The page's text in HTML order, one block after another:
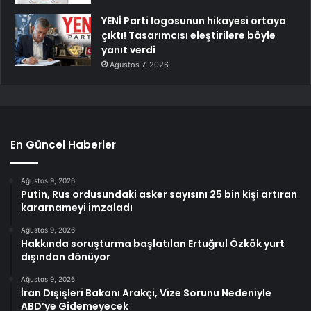
YENİ Parti logosunun hikayesi ortaya
çıktı! Tasarımcısı eleştirilere böyle
yanıt verdi
Ağustos 7, 2026
En Güncel Haberler
Ağustos 9, 2026
Putin, Rus ordusundaki asker sayısını 25 bin kişi artıran
kararnameyi imzaladı
Ağustos 9, 2026
Hakkında soruşturma başlatılan Ertuğrul Özkök yurt
dışından dönüyor
Ağustos 9, 2026
İran Dışişleri Bakanı Arakçi, Vize Sorunu Nedeniyle
ABD’ye Gidemeyecek